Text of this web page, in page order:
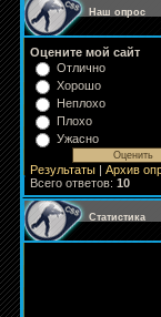
Наш опрос
Оцените мой сайт
Отлично
Хорошо
Неплохо
Плохо
Ужасно
Результаты | Архив
Всего ответов: 10
Статистика